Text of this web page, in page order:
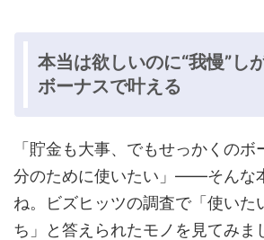
本当は欲しいのに“我慢”し
ボーナスで叶える
「貯金も大事、でもせっかくのボ
分のために使いたい」——そんな
ね。ビズヒッツの調査で「使いた
ち」と答えられたモノを見てみま